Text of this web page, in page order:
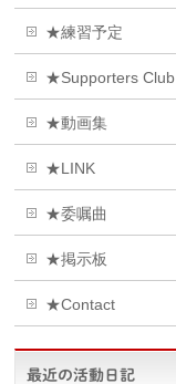
★練習予定
★Supporters Club
★動画集
★LINK
★委嘱曲
★掲示板
★Contact
最近の活動日記